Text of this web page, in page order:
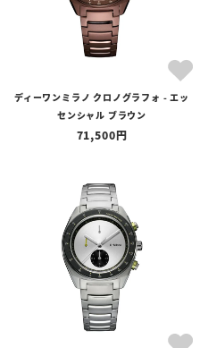
ディーワンミラノ クロノグラフォ - エッ
センシャル ブラウン
71,500